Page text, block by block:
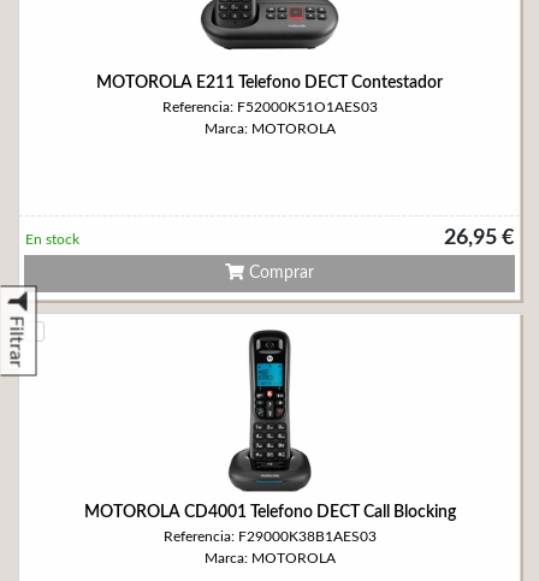
Filtrar
MOTOROLA E211 Telefono DECT Contestador
Referencia: F52000K51O1AES03
Marca: MOTOROLA
26,95 €
En stock
Comprar
MOTOROLA CD4001 Telefono DECT Call Blocking
Referencia: F29000K38B1AES03
Marca: MOTOROLA